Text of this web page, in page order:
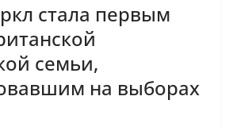
стала первым
семьи,
на выборах